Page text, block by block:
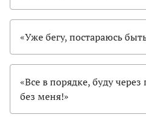
«Уже бегу, постараюсь
«Все в порядке, буду
без меня!»